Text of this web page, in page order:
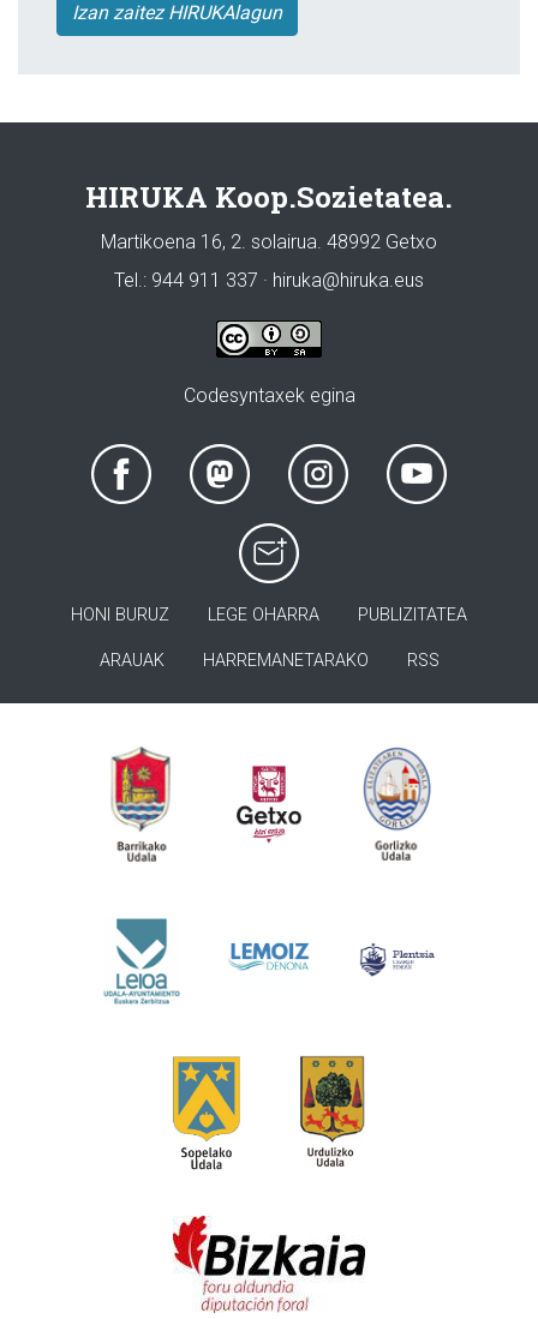
Izan zaitez HIRUKAlagun
HIRUKA Koop.Sozietatea.
Martikoena 16, 2. solairua. 48992 Getxo
Tel.: 944 911 337 · hiruka@hiruka.eus
Codesyntaxek egina
HONI BURUZ LEGE OHARRA PUBLIZITATEA
ARAUAK HARREMANETARAKO RSS